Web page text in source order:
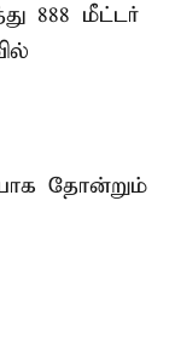
888 மீட்டர்
தோன்றும்